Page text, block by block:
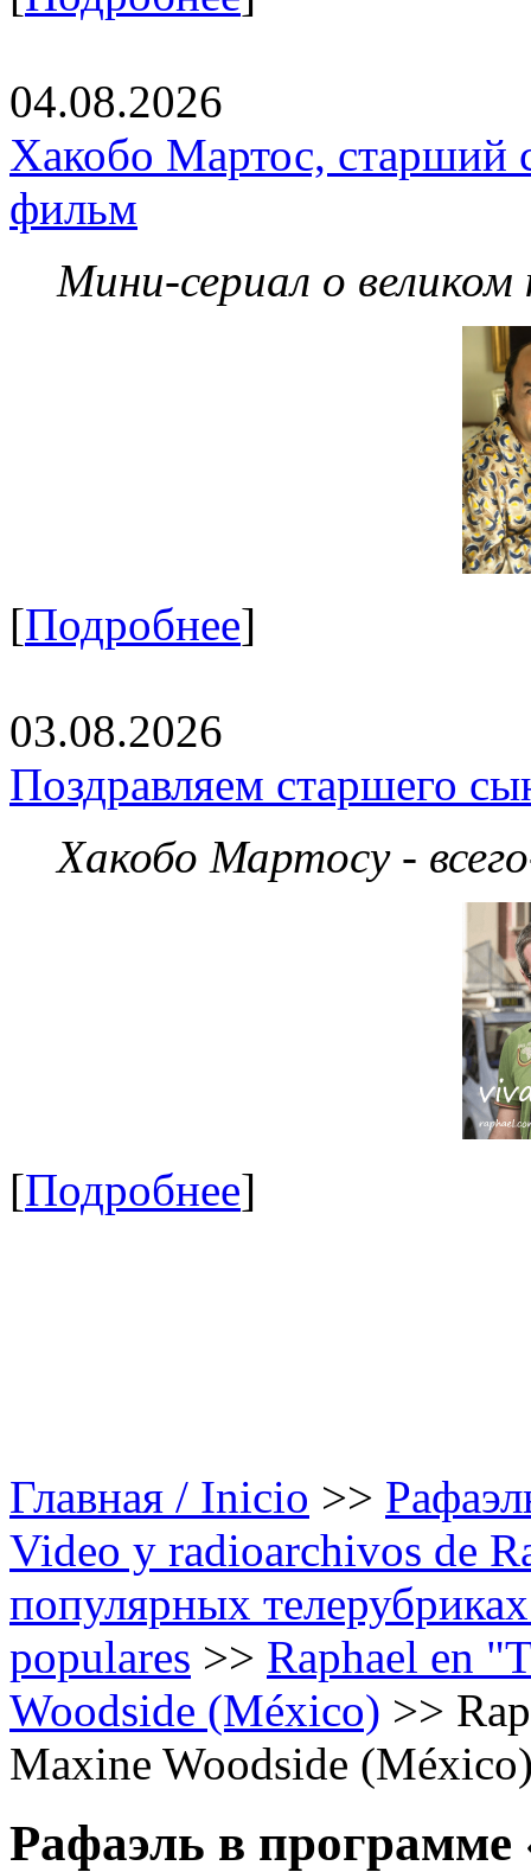
04.08.2026
Хакобо Мартос, старший
фильм
Мини-сериал о великом
[Подробнее]
03.08.2026
Поздравляем старшего
Хакобо Мартосу -
[Подробнее]
Главная / Inicio >>
Video y radioarchivos de
популярных
populares >> Raphael en
Woodside (México) >>
Maxine Woodside
Рафаэль в